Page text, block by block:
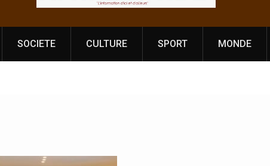
SOCIETE CULTURE SPORT MONDE